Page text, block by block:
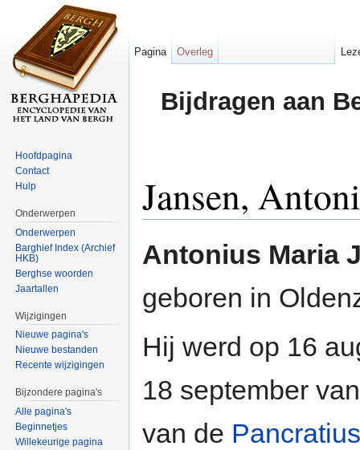
Bijdragen aan
Jansen,
Antonius Maria
geboren in
Hij werd op 16
18 september
van de
Pagina Overleg
Hoofdpagina
Contact
Hulp
Onderwerpen
Onderwerpen
Barghief Index (Archief
HKB)
Berghse woorden
Jaartallen
Wijzigingen
Nieuwe pagina's
Nieuwe bestanden
Recente wijzigingen
Bijzondere pagina's
Alle pagina's
Beginnetjes
Willekeurige pagina